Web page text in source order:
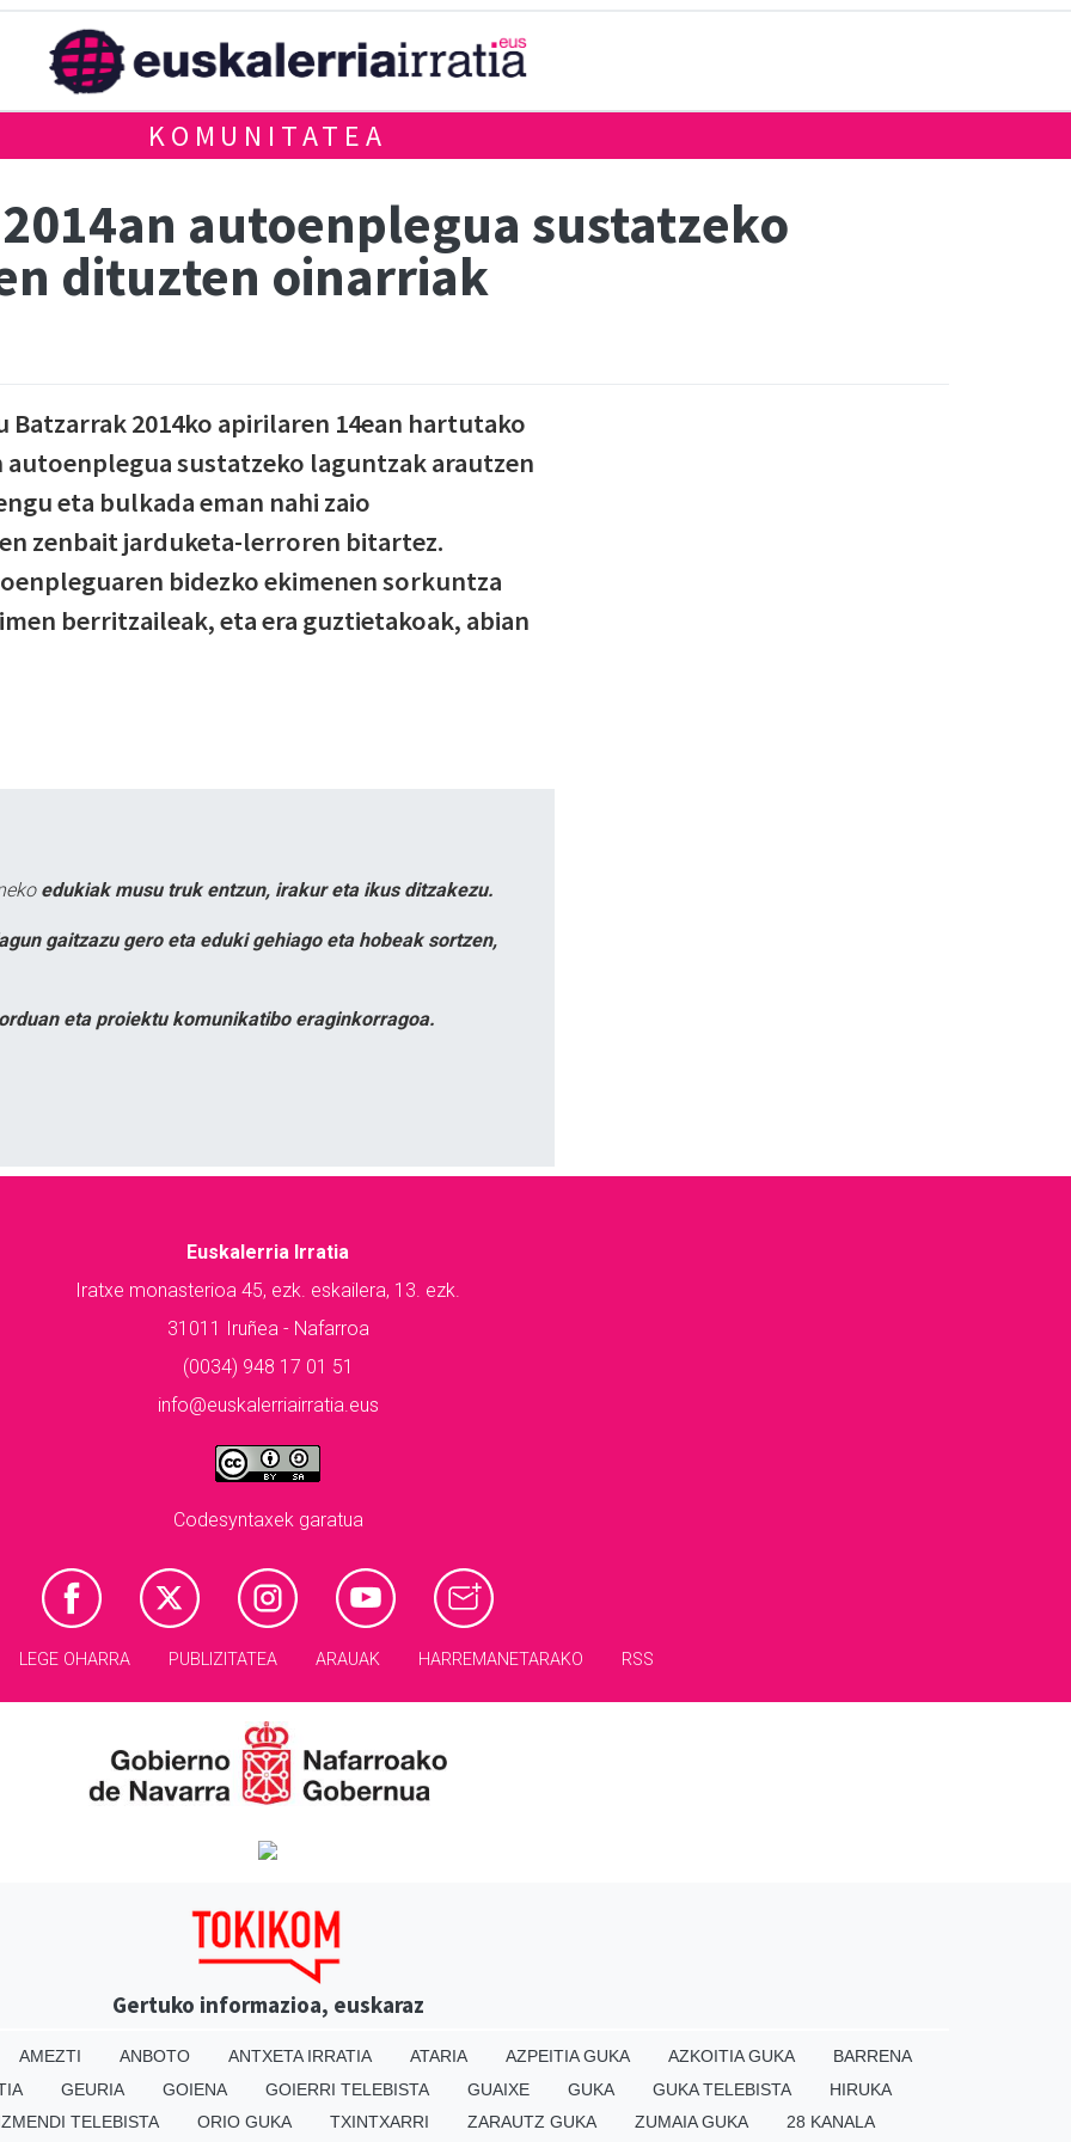
KOMUNITATEA
autoenplegua sustatzeko
dituzten oinarriak
Batzarrak 2014ko apirilaren 14ean hartutako
autoenplegua sustatzeko laguntzak arautzen
eta bulkada eman nahi zaio
zenbait jarduketa-lerroren bitartez.
bidezko ekimenen sorkuntza
berritzaileak, eta era guztietakoak, abian
edukiak musu truk entzun, irakur eta ikus ditzakezu.
gaitzazu gero eta eduki gehiago eta hobeak sortzen,
eta proiektu komunikatibo eraginkorragoa.
Euskalerria Irratia
Iratxe monasterioa 45, ezk. eskailera, 13. ezk.
31011 Iruñea - Nafarroa
(0034) 948 17 01 51
info@euskalerriairratia.eus
Codesyntaxek garatua
LEGE OHARRA PUBLIZITATEA ARAUAK HARREMANETARAKO RSS
Gertuko informazioa, euskaraz
AMEZTI ANBOTO ANTXETA IRRATIA ATARIA AZPEITIA GUKA AZKOITIA GUKA
BARRENA
GEURIA GOIENA GOIERRI TELEBISTA GUAIXE GUKA GUKA TELEBISTA
HIRUKA
TELEBISTA ORIO GUKA TXINTXARRI ZARAUTZ GUKA ZUMAIA GUKA 28 KANALA